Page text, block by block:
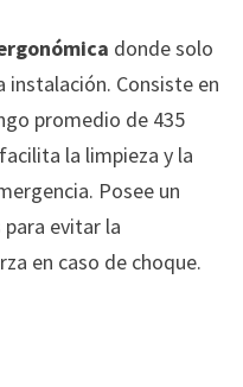
donde solo
Consiste en
promedio de 435
la limpieza y la
Posee un
evitar la
en caso de choque.